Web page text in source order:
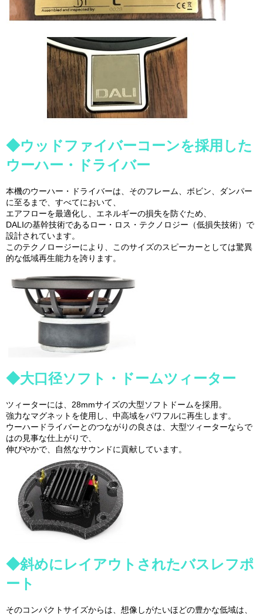
◆ウッドファイバーコーンを採用した
ウーハー・ドライバー
本機のウーハー・ドライバーは、そのフレーム、ボビン、ダンパー
に至るまで、すべてにおいて、
エアフローを最適化し、エネルギーの損失を防ぐため、
DALIの基幹技術であるロー・ロス・テクノロジー（低損失技術）で
設計されています。
このテクノロージーにより、このサイズのスピーカーとしては驚異
的な低域再生能力を誇ります。
◆大口径ソフト・ドームツィーター
ツィーターには、28mmサイズの大型ソフトドームを採用。
強力なマグネットを使用し、中高域をパワフルに再生します。
ウーハードライバーとのつながりの良さは、大型ツィーターならで
はの見事な仕上がりで、
伸びやかで、自然なサウンドに貢献しています。
◆斜めにレイアウトされたバスレフポ
ート
そのコンパクトサイズからは、想像しがたいほどの豊かな低域は、